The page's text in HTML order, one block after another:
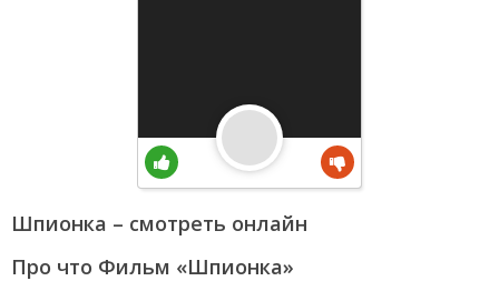
Шпионка – смотреть онлайн
Про что Фильм «Шпионка»